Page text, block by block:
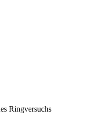
Ringversuchs